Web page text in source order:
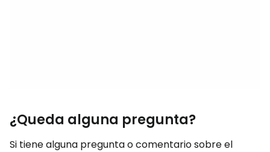
¿Queda alguna pregunta?
Si tiene alguna pregunta o comentario sobre el